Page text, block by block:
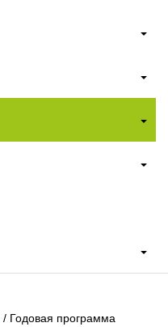
/ Годовая программа